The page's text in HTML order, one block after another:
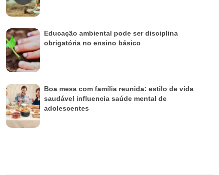
Educação ambiental pode ser disciplina
obrigatória no ensino básico
Boa mesa com família reunida: estilo de vida
saudável influencia saúde mental de
adolescentes